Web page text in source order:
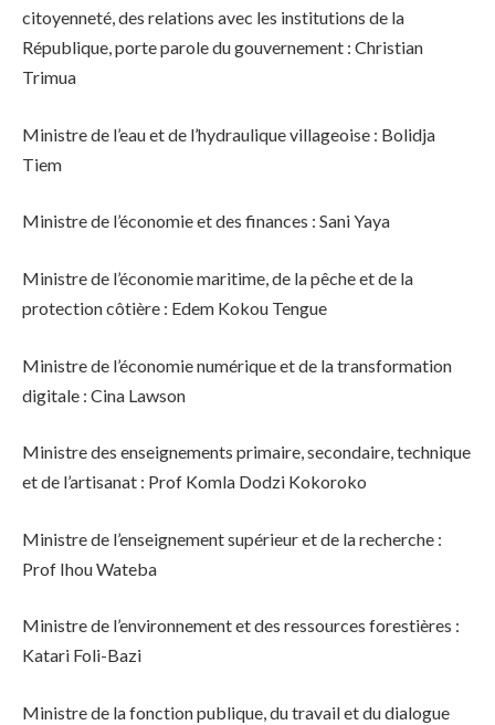
citoyenneté, des relations avec les institutions de la
République, porte parole du gouvernement : Christian
Trimua
Ministre de l’eau et de l’hydraulique villageoise : Bolidja
Tiem
Ministre de l’économie et des finances : Sani Yaya
Ministre de l’économie maritime, de la pêche et de la
protection côtière : Edem Kokou Tengue
Ministre de l’économie numérique et de la transformation
digitale : Cina Lawson
Ministre des enseignements primaire, secondaire, technique
et de l’artisanat : Prof Komla Dodzi Kokoroko
Ministre de l’enseignement supérieur et de la recherche :
Prof Ihou Wateba
Ministre de l’environnement et des ressources forestières :
Katari Foli-Bazi
Ministre de la fonction publique, du travail et du dialogue